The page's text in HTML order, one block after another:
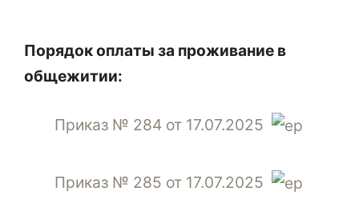
Порядок оплаты за проживание в
общежитии:
Приказ № 284 от 17.07.2025
Приказ № 285 от 17.07.2025